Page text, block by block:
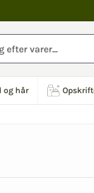
og hår